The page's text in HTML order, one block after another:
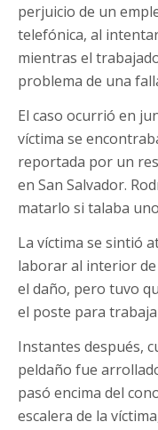
perjuicio de un
telefónica, al
mientras el
problema de una
El caso ocurrió en
víctima se
reportada por un
en San Salvador.
matarlo si talaba
La víctima se sintió
laborar al interior
el daño, pero tuvo
el poste para
Instantes después,
peldaño fue
pasó encima del
escalera de la